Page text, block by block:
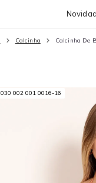
Calcinha Calcinha De
030 002 001 0016-16